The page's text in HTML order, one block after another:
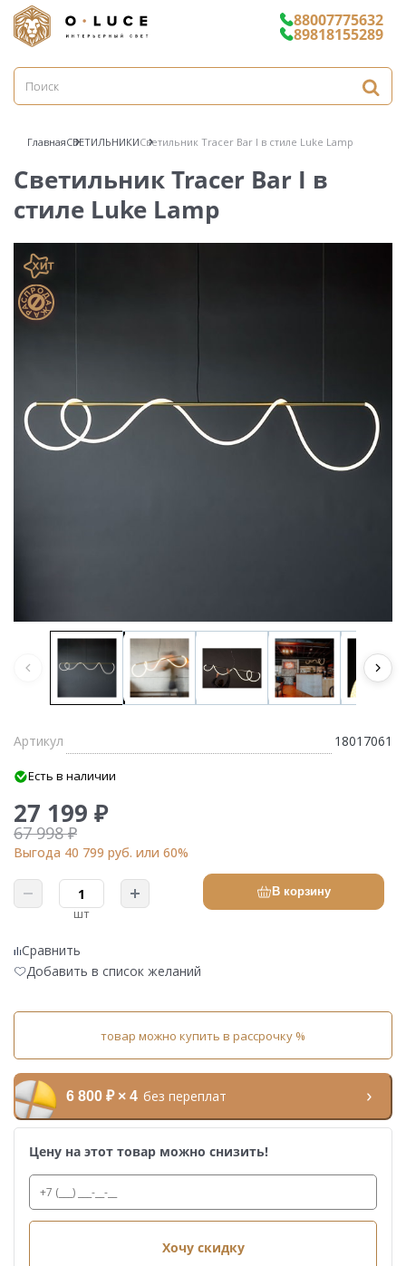
88007775632
89818155289
ГлавнаяСВЕТИЛЬНИКИСветильник Tracer Bar I в стиле Luke Lamp
Светильник Tracer Bar I в
стиле Luke Lamp
Артикул 18017061
Есть в наличии
27 199 ₽
67 998 ₽
Выгода 40 799 руб. или 60%
шт
В корзину
Сравнить
Добавить в список желаний
товар можно купить в рассрочку %
6 800 ₽ × 4 без переплат
Цену на этот товар можно снизить!
Хочу скидку